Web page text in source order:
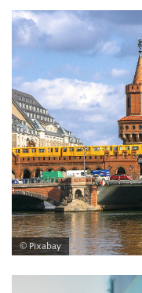
© Pixabay